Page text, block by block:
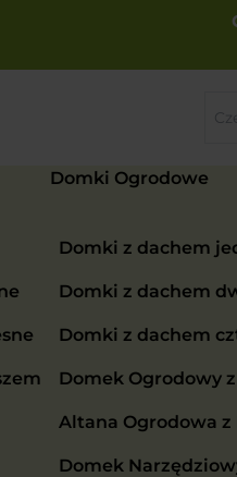
Domki Ogrodowe
Domki z dachem
Domki z dachem
Domki z dachem
Domek Ogrodowy
Altana Ogrodowa
Domek